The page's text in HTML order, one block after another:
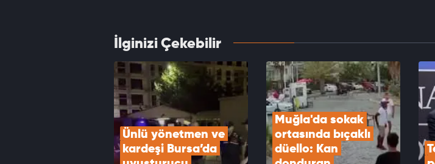
Bursa'da köprülü kavşakta feci kaza: 3 ölü, 2
VIDEOYU İZLE
İlginizi Çekebilir
Ünlü yönetmen ve
kardeşi Bursa’da
Muğla'da sokak
ortasında bıçaklı
düello: Kan